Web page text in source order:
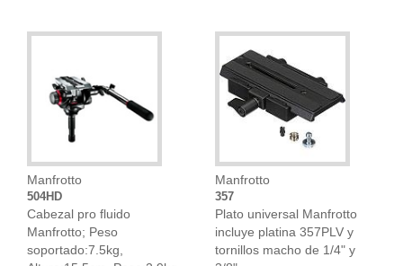
Manfrotto
504HD
Cabezal pro fluido
Manfrotto; Peso
soportado:7.5kg,
Manfrotto
357
Plato universal Manfrotto
incluye platina 357PLV y
tornillos macho de 1/4" y